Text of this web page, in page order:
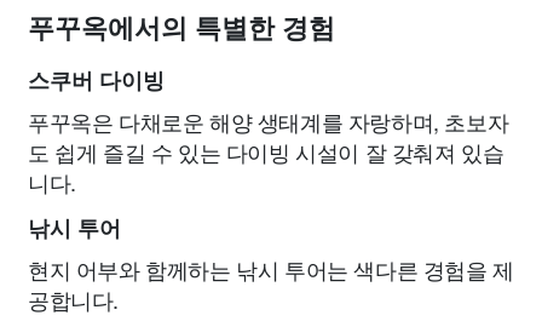
푸꾸옥에서의 특별한 경험
스쿠버 다이빙
푸꾸옥은 다채로운 해양 생태계를 자랑하며, 초보자
도 쉽게 즐길 수 있는 다이빙 시설이 잘 갖춰져 있습
니다.
낚시 투어
현지 어부와 함께하는 낚시 투어는 색다른 경험을 제
공합니다.